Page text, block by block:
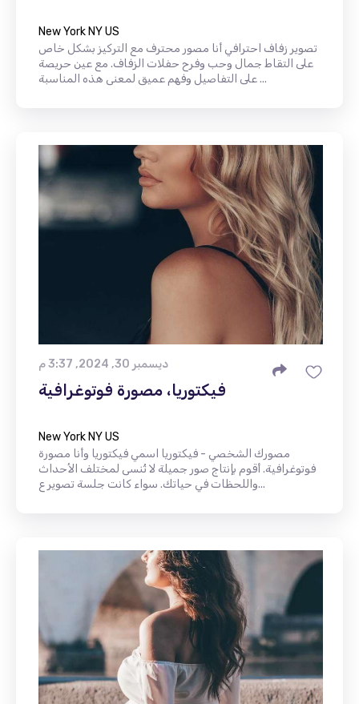
New York NY US
تصوير زفاف احترافي أنا مصور محترف مع التركيز بشكل خاص
على التقاط جمال وحب وفرح حفلات الزفاف. مع عين حريصة
على التفاصيل وفهم عميق لمعنى هذه المناسبة ...
ديسمبر 30, 2024, 3:37 م
فيكتوريا، مصورة فوتوغرافية
New York NY US
مصورك الشخصي - فيكتوريا اسمي فيكتوريا وأنا مصورة
فوتوغرافية. أقوم بإنتاج صور جميلة لا تُنسى لمختلف الأحداث
واللحظات في حياتك. سواء كانت جلسة تصوير ع...